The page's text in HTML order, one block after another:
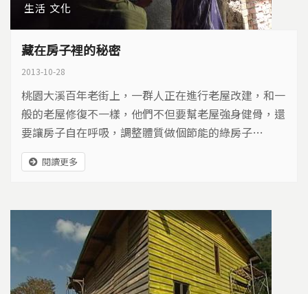
生活 文化
藏在房子裡的秘密
2013-10-28
桃園大溪百年老街上，一群人正在進行老屋改建，和一
般的老屋修復不一樣，他們不但要幫老屋強身健骨，還
要讓房子自在呼吸，調整體質做個節能的綠房子…
閱讀更多